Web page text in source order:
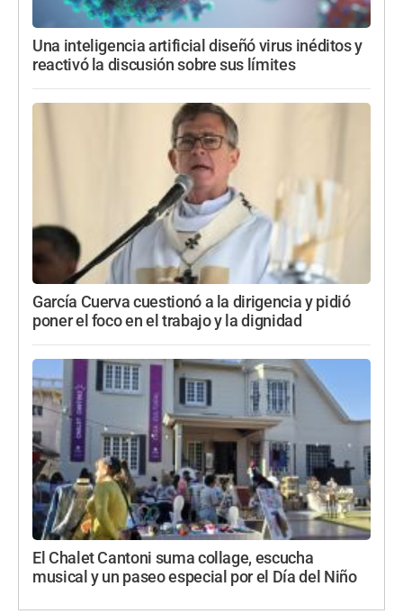
Una inteligencia artificial diseñó virus inéditos y
reactivó la discusión sobre sus límites
García Cuerva cuestionó a la dirigencia y pidió
poner el foco en el trabajo y la dignidad
El Chalet Cantoni suma collage, escucha
musical y un paseo especial por el Día del Niño